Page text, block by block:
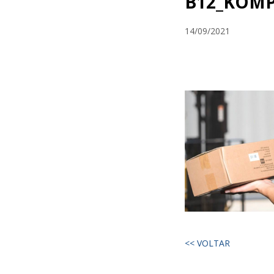
14/09/2021
<< VOLTAR